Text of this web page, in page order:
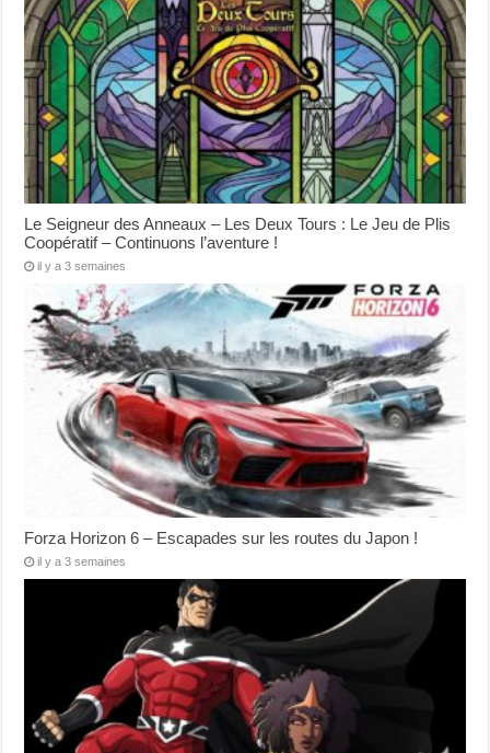
Le Seigneur des Anneaux – Les Deux Tours : Le Jeu de Plis
Coopératif – Continuons l’aventure !
il y a 3 semaines
Forza Horizon 6 – Escapades sur les routes du Japon !
il y a 3 semaines